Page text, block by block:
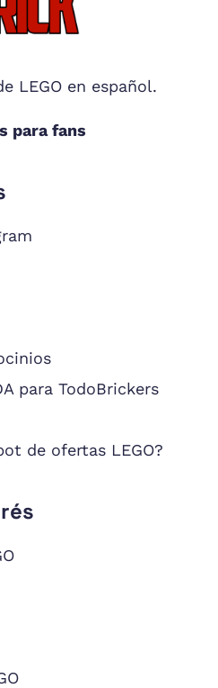
LEGO en español.
para fans
para TodoBrickers
de ofertas LEGO?